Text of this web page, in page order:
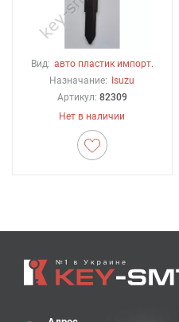
Вид: авто пластик импорт.
Назначание:
Isuzu
Артикул: 82309
Нет в наличии